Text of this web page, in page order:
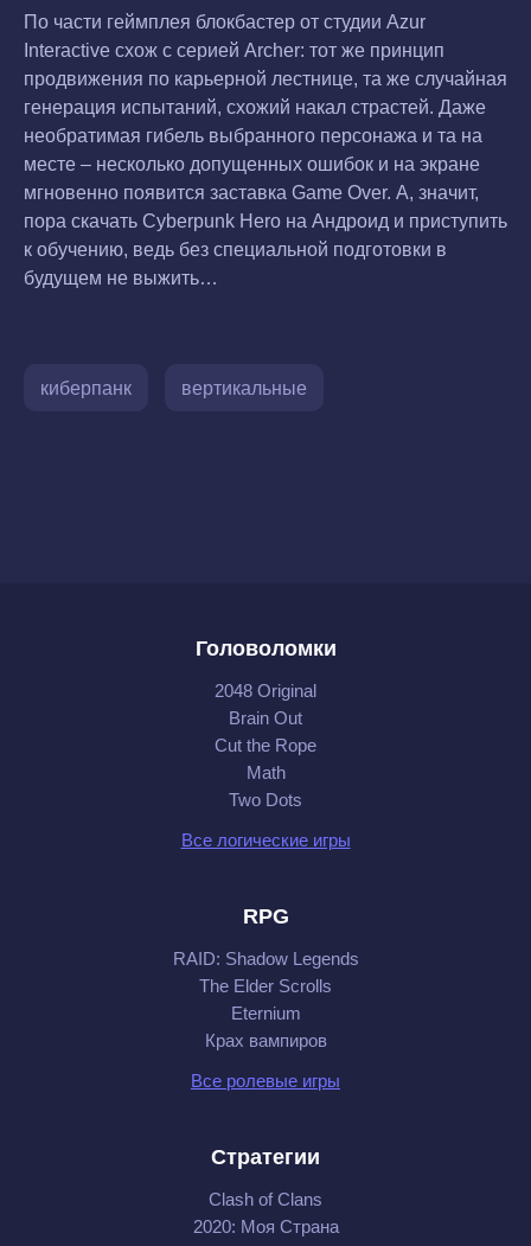
По части геймплея блокбастер от студии Azur
Interactive схож с серией Archer: тот же принцип
продвижения по карьерной лестнице, та же случайная
генерация испытаний, схожий накал страстей. Даже
необратимая гибель выбранного персонажа и та на
месте – несколько допущенных ошибок и на экране
мгновенно появится заставка Game Over. А, значит,
пора скачать Cyberpunk Hero на Андроид и приступить
к обучению, ведь без специальной подготовки в
будущем не выжить…
киберпанк вертикальные
Головоломки
2048 Original
Brain Out
Cut the Rope
Math
Two Dots
Все логические игры
RPG
RAID: Shadow Legends
The Elder Scrolls
Eternium
Крах вампиров
Все ролевые игры
Стратегии
Clash of Clans
2020: Моя Cтрана